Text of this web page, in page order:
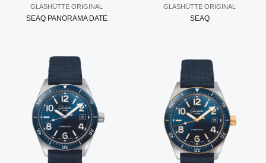
GLASHÜTTE ORIGINAL
SEAQ PANORAMA DATE
GLASHÜTTE ORIGINAL
SEAQ